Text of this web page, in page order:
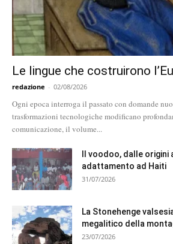
Le lingue che costruirono
redazione - 02/08/2026
Ogni epoca interroga il passato con domande
trasformazioni tecnologiche modificano
comunicazione, il volume...
Il voodoo, dalle origini
adattamento ad Haiti
31/07/2026
La Stonehenge
megalitico della
23/07/2026